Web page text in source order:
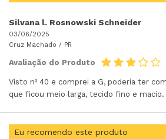
Silvana l. Rosnowski Schneider
03/06/2025
Cruz Machado / PR
Avaliação do Produto
Visto nº 40 e comprei a G, poderia ter
que ficou meio larga, tecido fino e macio.
Eu recomendo este produto